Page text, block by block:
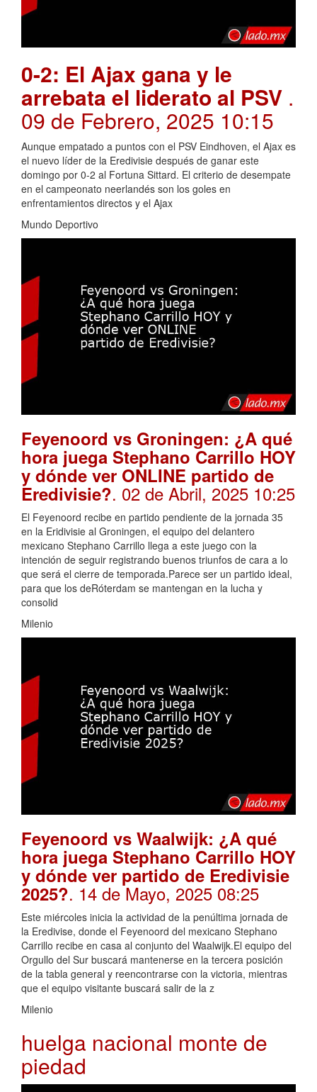
0-2: El Ajax gana y le
arrebata el liderato al PSV .
09 de Febrero, 2025 10:15
Aunque empatado a puntos con el PSV Eindhoven, el Ajax es
el nuevo líder de la Eredivisie después de ganar este
domingo por 0-2 al Fortuna Sittard. El criterio de desempate
en el campeonato neerlandés son los goles en
enfrentamientos directos y el Ajax
Mundo Deportivo
Feyenoord vs Groningen: ¿A qué
hora juega Stephano Carrillo HOY
y dónde ver ONLINE partido de
Eredivisie?. 02 de Abril, 2025 10:25
El Feyenoord recibe en partido pendiente de la jornada 35
en la Eridivisie al Groningen, el equipo del delantero
mexicano Stephano Carrillo llega a este juego con la
intención de seguir registrando buenos triunfos de cara a lo
que será el cierre de temporada.Parece ser un partido ideal,
para que los deRóterdam se mantengan en la lucha y
consolid
Milenio
Feyenoord vs Waalwijk: ¿A qué
hora juega Stephano Carrillo HOY
y dónde ver partido de Eredivisie
2025?. 14 de Mayo, 2025 08:25
Este miércoles inicia la actividad de la penúltima jornada de
la Eredivise, donde el Feyenoord del mexicano Stephano
Carrillo recibe en casa al conjunto del Waalwijk.El equipo del
Orgullo del Sur buscará mantenerse en la tercera posición
de la tabla general y reencontrarse con la victoria, mientras
que el equipo visitante buscará salir de la z
Milenio
huelga nacional monte de
piedad